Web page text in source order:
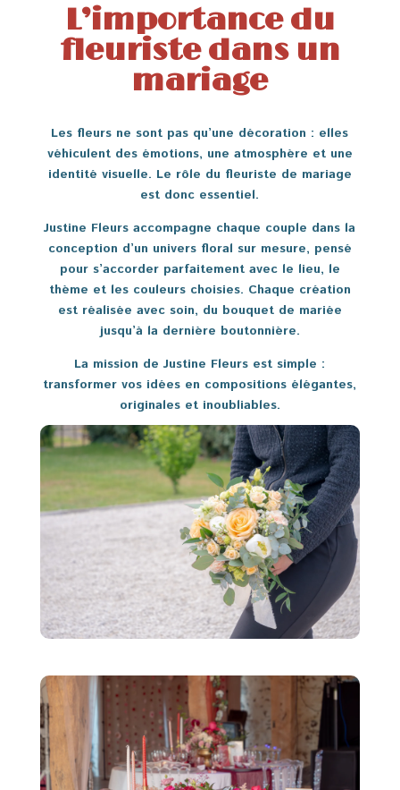
L’importance du
fleuriste dans un
mariage
Les fleurs ne sont pas qu’une décoration : elles
véhiculent des émotions, une atmosphère et une
identité visuelle. Le rôle du fleuriste de mariage
est donc essentiel.
Justine Fleurs accompagne chaque couple dans la
conception d’un univers floral sur mesure, pensé
pour s’accorder parfaitement avec le lieu, le
thème et les couleurs choisies. Chaque création
est réalisée avec soin, du bouquet de mariée
jusqu’à la dernière boutonnière.
La mission de Justine Fleurs est simple :
transformer vos idées en compositions élégantes,
originales et inoubliables.